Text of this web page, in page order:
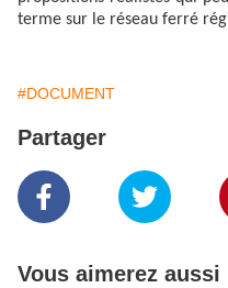
terme sur le réseau ferré
#DOCUMENT
Partager
Vous aimerez aussi